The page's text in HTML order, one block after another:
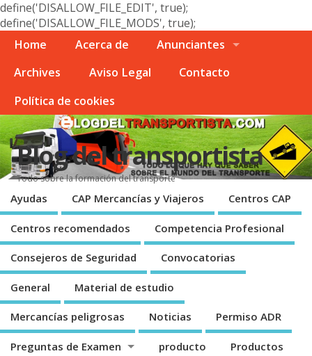
define('DISALLOW_FILE_EDIT', true);
define('DISALLOW_FILE_MODS', true);
Home
Acerca de
Anunciantes
Archives
Aviso Legal
Contacto
Polí­tica de cookies
Blog del transportista
Todo sobre la formación del transporte
Ayudas CAP Mercancí­as y Viajeros Centros CAP
Centros recomendados Competencia Profesional
Consejeros de Seguridad Convocatorias
General Material de estudio
Mercancí­as peligrosas Noticias Permiso ADR
Preguntas de Examen producto Productos